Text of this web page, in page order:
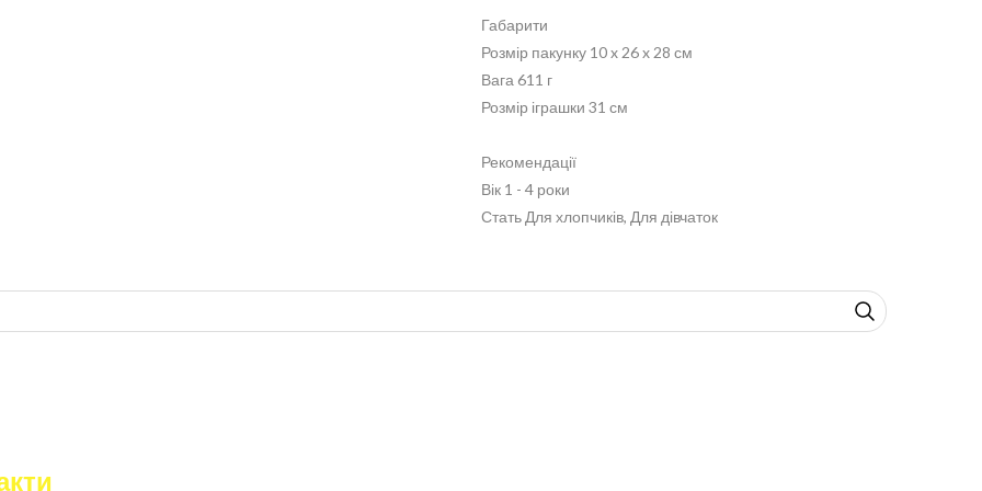
Габарити
Розмір пакунку 10 x 26 x 28 см
Вага 611 г
Розмір іграшки 31 см
Рекомендації
Вік 1 - 4 роки
Стать Для хлопчиків, Для дівчаток